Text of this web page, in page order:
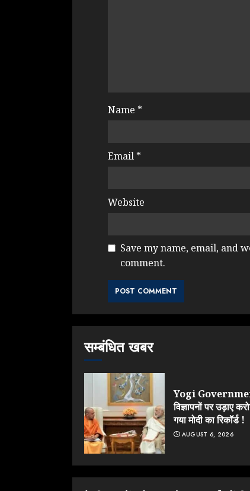
Name *
Email *
Website
Save my name, email, and
comment.
सम्बंधित खबर
Yogi
विज्ञापनों पर उड़ाए
गया मोदी का रिकॉर्ड !
AUGUST 6, 2026